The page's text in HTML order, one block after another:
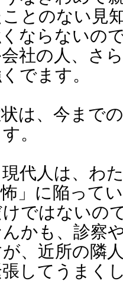
ことのない見
ならないの
社の人、さ
でます。
は、今まで
。
現代人は、わ
怖」に陥って
ではないの
かも、診察
、近所の隣
張してうまく